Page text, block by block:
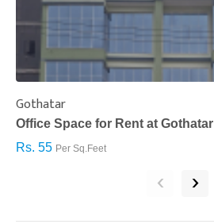
Gothatar
Office Space for Rent at Gothatar
Rs. 55 Per Sq.Feet
‹ ›